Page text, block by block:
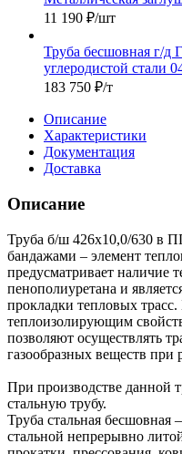
11 190 ₽/шт
Труба бесшовная г/д
углеродистой стали
183 750 ₽/т
Описание
Характеристики
Документация
Доставка
Описание
Труба б/ш 426х10,0/630 в
бандажами – элемент
предусматривает наличие
пенополиуретана и
прокладки тепловых
теплоизолирующим
позволяют осуществлять
газообразных веществ при
При производстве данной
стальную трубу.
Труба стальная бесшовная
стальной непрерывно